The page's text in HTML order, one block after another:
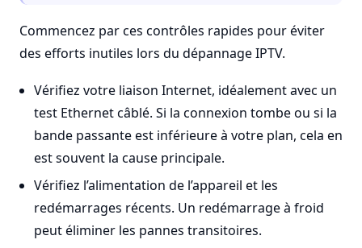
Commencez par ces contrôles rapides pour éviter
des efforts inutiles lors du dépannage IPTV.
Vérifiez votre liaison Internet, idéalement avec un
test Ethernet câblé. Si la connexion tombe ou si la
bande passante est inférieure à votre plan, cela en
est souvent la cause principale.
Vérifiez l’alimentation de l’appareil et les
redémarrages récents. Un redémarrage à froid
peut éliminer les pannes transitoires.